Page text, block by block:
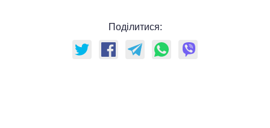
Поділитися: